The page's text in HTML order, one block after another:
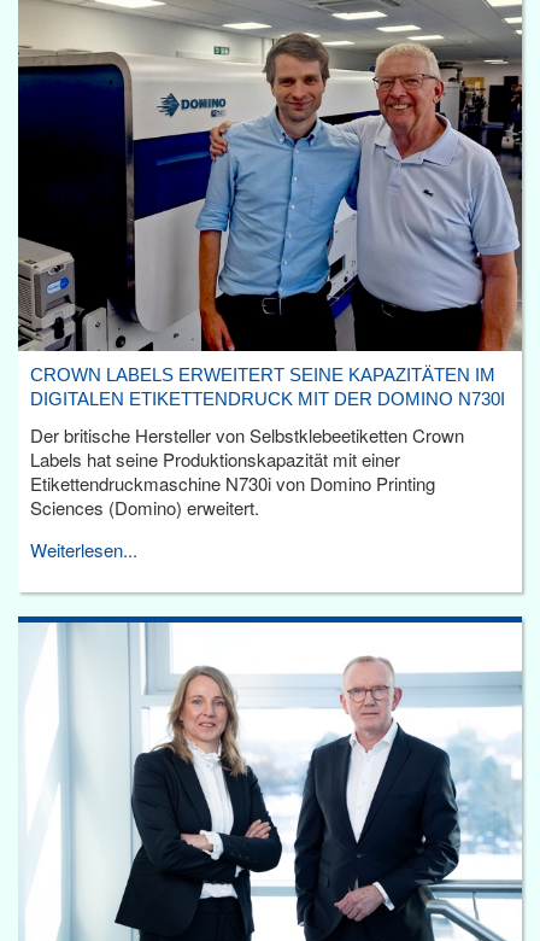
CROWN LABELS ERWEITERT SEINE KAPAZITÄTEN IM
DIGITALEN ETIKETTENDRUCK MIT DER DOMINO N730I
Der britische Hersteller von Selbstklebeetiketten Crown
Labels hat seine Produktionskapazität mit einer
Etikettendruckmaschine N730i von Domino Printing
Sciences (Domino) erweitert.
Weiterlesen...